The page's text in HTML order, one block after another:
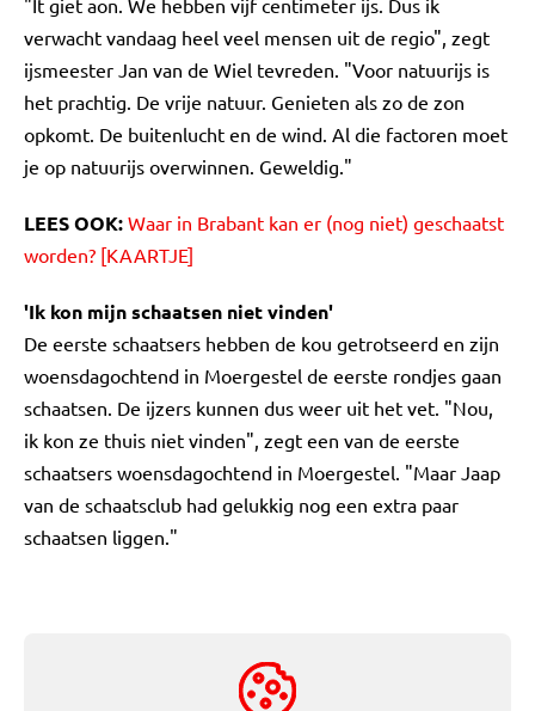
"It giet aon. We hebben vijf centimeter ijs. Dus ik
verwacht vandaag heel veel mensen uit de regio", zegt
ijsmeester Jan van de Wiel tevreden. "Voor natuurijs is
het prachtig. De vrije natuur. Genieten als zo de zon
opkomt. De buitenlucht en de wind. Al die factoren moet
je op natuurijs overwinnen. Geweldig."
LEES OOK: Waar in Brabant kan er (nog niet) geschaatst
worden? [KAARTJE]
'Ik kon mijn schaatsen niet vinden'
De eerste schaatsers hebben de kou getrotseerd en zijn
woensdagochtend in Moergestel de eerste rondjes gaan
schaatsen. De ijzers kunnen dus weer uit het vet. "Nou,
ik kon ze thuis niet vinden", zegt een van de eerste
schaatsers woensdagochtend in Moergestel. "Maar Jaap
van de schaatsclub had gelukkig nog een extra paar
schaatsen liggen."